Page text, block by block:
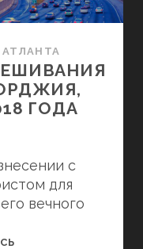
АТЛАНТА
ГОДА
с
для
вечного